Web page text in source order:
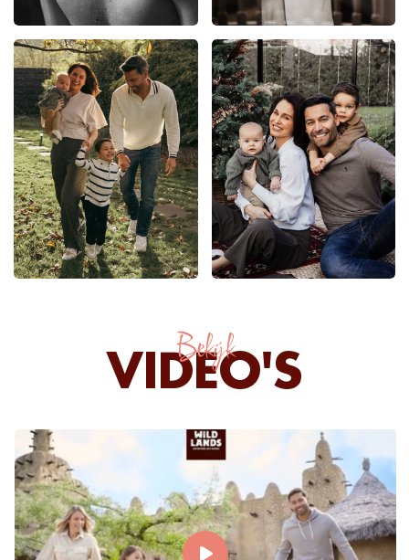
Bekijk
VIDEO'S